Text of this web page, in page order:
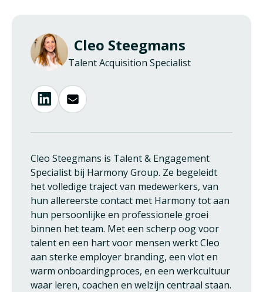
Cleo Steegmans
Talent Acquisition Specialist
Cleo Steegmans is Talent & Engagement
Specialist bij Harmony Group. Ze begeleidt
het volledige traject van medewerkers, van
hun allereerste contact met Harmony tot aan
hun persoonlijke en professionele groei
binnen het team. Met een scherp oog voor
talent en een hart voor mensen werkt Cleo
aan sterke employer branding, een vlot en
warm onboardingproces, en een werkcultuur
waar leren, coachen en welzijn centraal staan.